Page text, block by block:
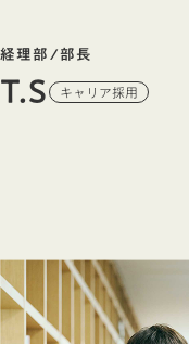
経理部/部長
T.S キャリア採用